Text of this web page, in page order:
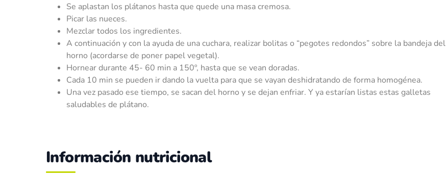
Se aplastan los plátanos hasta que quede una masa cremosa.
Picar las nueces.
Mezclar todos los ingredientes.
A continuación y con la ayuda de una cuchara, realizar bolitas o “pegotes redondos” sobre la bandeja del
horno (acordarse de poner papel vegetal).
Hornear durante 45- 60 min a 150º, hasta que se vean doradas.
Cada 10 min se pueden ir dando la vuelta para que se vayan deshidratando de forma homogénea.
Una vez pasado ese tiempo, se sacan del horno y se dejan enfriar. Y ya estarían listas estas galletas
saludables de plátano.
Información nutricional